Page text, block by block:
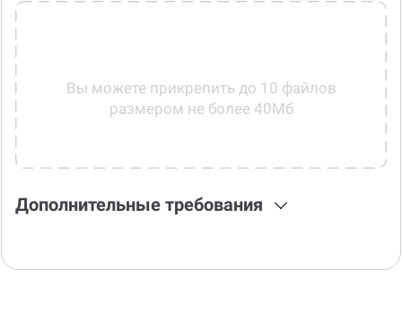
Вы можете прикрепить до 10 файлов
размером не более 40Мб
Дополнительные требования